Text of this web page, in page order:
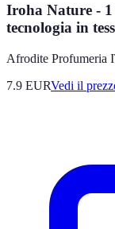
Iroha Nature - 1
tecnologia in
Afrodite Profumeria
7.9 EURVedi il